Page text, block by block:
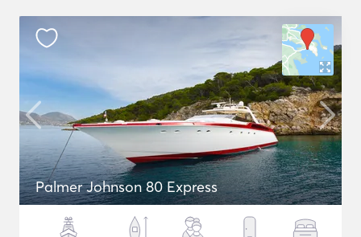
Palmer Johnson 80 Express